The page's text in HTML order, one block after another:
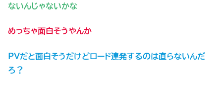
ないんじゃないかな
めっちゃ面白そうやんか
PVだと面白そうだけどロード連発するのは直らないんだ
ろ？